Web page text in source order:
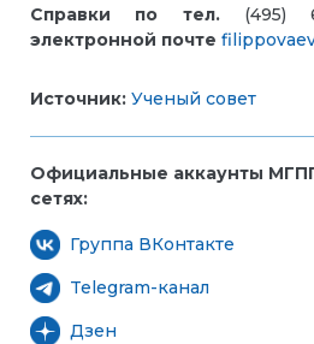
Справки по тел.(495)
электронной почте
Источник: Ученый совет
Официальные аккаунты
сетях:
Группа ВКонтакте
Telegram-канал
Дзен